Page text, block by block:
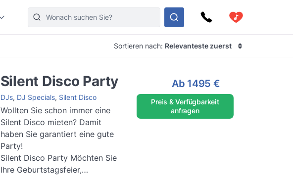
Sortieren nach: Relevanteste zuerst
Silent Disco Party
DJs, DJ Specials, Silent Disco
Wollten Sie schon immer eine
Silent Disco mieten? Damit
haben Sie garantiert eine gute
Party!
Silent Disco Party Möchten Sie
Ihre Geburtstagsfeier,
Ab 1495 €
Preis & Verfügbarkeit
anfragen